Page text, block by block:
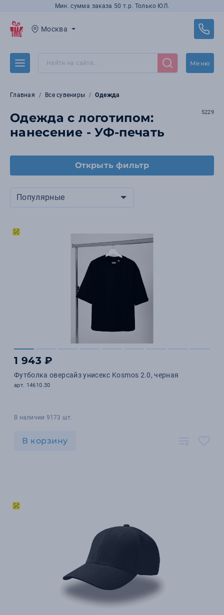
Мин. сумма заказа 50 т.р. Только ЮЛ.
Москва
Меню
Главная Все сувениры Одежда
Одежда с логотипом:
нанесение - УФ-печать
5229
Открыть фильтр
Популярные
1 943 ₽
Футболка оверсайз унисекс Kosmos 2.0, черная
арт. 14610.30
В наличии 9173 шт.
В корзину